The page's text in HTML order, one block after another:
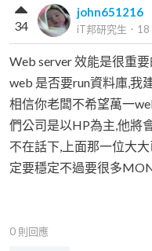
john651216
iT邦研究生 ． 18
34
Web server 效能是很重
web 是否要run資料庫,我
相信你老闆不希望萬一
們公司是以HP為主,他將
不在話下,上面那一位大
定要穩定不過要很多
0 則回應